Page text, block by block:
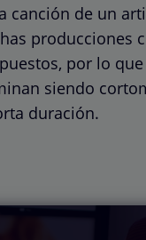
canción de un
producciones
por lo
siendo
duración.